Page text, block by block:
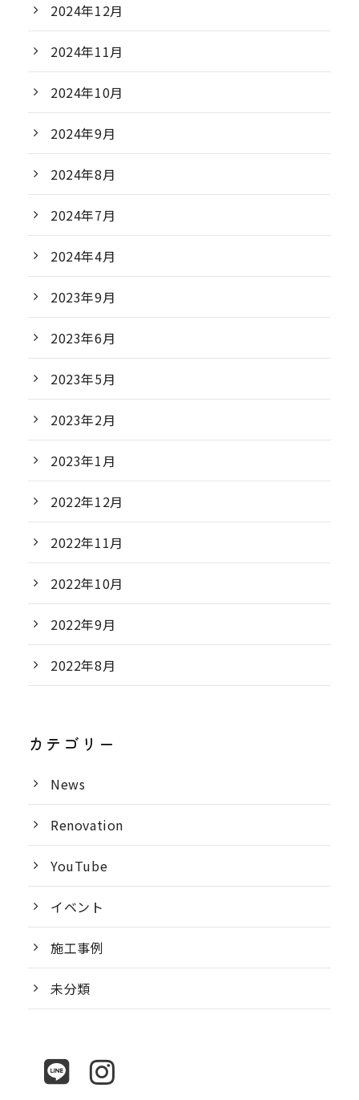
2024年12月
2024年11月
2024年10月
2024年9月
2024年8月
2024年7月
2024年4月
2023年9月
2023年6月
2023年5月
2023年2月
2023年1月
2022年12月
2022年11月
2022年10月
2022年9月
2022年8月
カテゴリー
News
Renovation
YouTube
イベント
施工事例
未分類